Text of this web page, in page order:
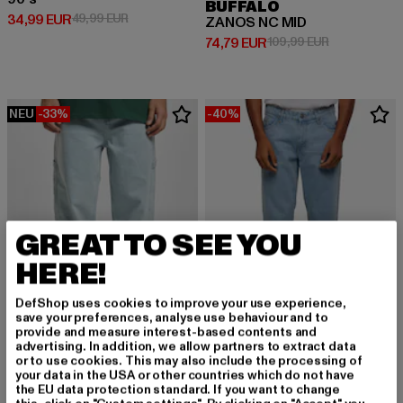
34,99 EUR
Derzeitiger Preis: 34,99 EUR
49,99 EURAktionspreis: 49,99 EUR
BUFFALO
ZANOS NC MID
74,79 EUR
Derzeitiger Preis: 74,79 EUR
109,99 EURAktionspreis:
NEU -33%
KARL KANI
Retro Baggy Workwear Denim Loose Fit
89,99 EURAktionspreis: 89,99 EUR
-40%
URBAN CLASSICS
Heavy Ounce
49,99 EURAktionspreis:
GREAT TO SEE YOU
HERE!
DefShop uses cookies to improve your use experience,
save your preferences, analyse use behaviour and to
provide and measure interest-based contents and
advertising. In addition, we allow partners to extract data
or to use cookies. This may also include the processing of
your data in the USA or other countries which do not have
the EU data protection standard. If you want to change